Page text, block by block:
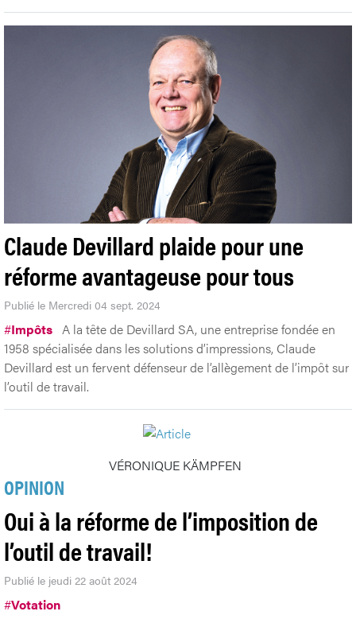
Claude Devillard plaide pour une
réforme avantageuse pour tous
Publié le Mercredi 04 sept. 2024
#Impôts A la tête de Devillard SA, une entreprise fondée en
1958 spécialisée dans les solutions d’impressions, Claude
Devillard est un fervent défenseur de l’allègement de l’impôt sur
l’outil de travail.
VÉRONIQUE KÄMPFEN
OPINION
Oui à la réforme de l’imposition de
l’outil de travail!
Publié le jeudi 22 août 2024
#Votation